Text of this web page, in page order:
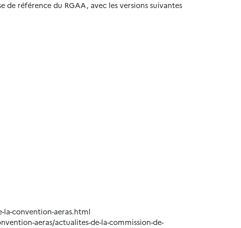
référence du RGAA, avec les versions suivantes
la-convention-aeras.html
aeras/actualites-de-la-commission-de-